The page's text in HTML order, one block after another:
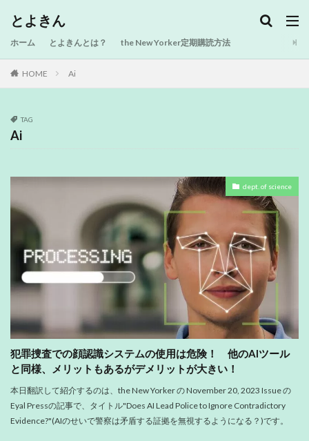
とよきん
ホーム とよきんとは？ the New Yorker定期購読方法
HOME Ai
TAG
Ai
dept. of science
犯罪捜査での顔認識システムの使用は危険！ 他のAIツール
と同様、メリットもあるがデメリットが大きい！
本日翻訳して紹介するのは、the New Yorker の November 20, 2023 Issue の
Eyal Pressの記事で、タイトル"Does AI Lead Police to Ignore Contradictory
Evidence?"(AIのせいで警察は矛盾する証拠を無視するようになる？)です。